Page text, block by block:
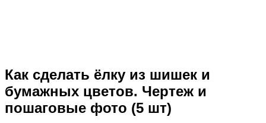
Как сделать ёлку из шишек и
бумажных цветов. Чертеж и
пошаговые фото (5 шт)